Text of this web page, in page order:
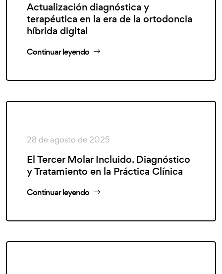
Actualización diagnóstica y
terapéutica en la era de la ortodoncia
híbrida digital
Continuar leyendo
28 de agosto de 2025
El Tercer Molar Incluido. Diagnóstico
y Tratamiento en la Práctica Clínica
Continuar leyendo